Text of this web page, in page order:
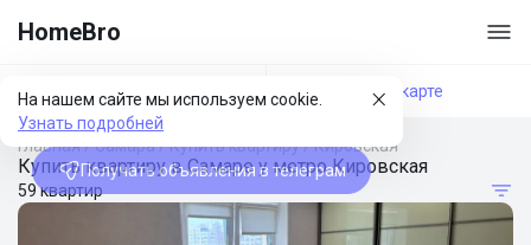
HomeBro
На нашем сайте мы используем cookie.
Узнать подробней
Получать объявления в телеграм
Фильтры На карте
Главная/Самара/Купить квартиру/Кировская
Купить квартиру в Самаре у метро Кировская
59 квартир